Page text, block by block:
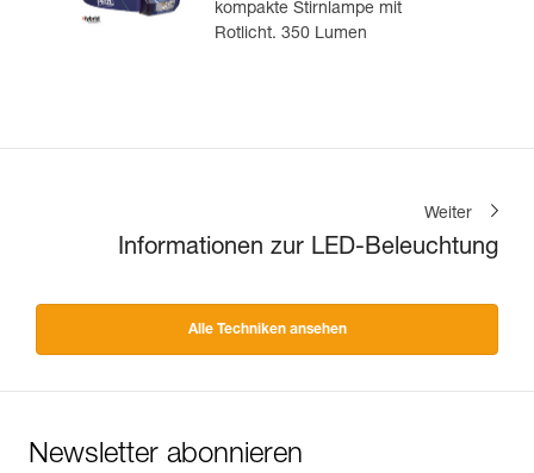
kompakte Stirnlampe mit
Rotlicht. 350 Lumen
Weiter
Informationen zur LED-Beleuchtung
Alle Techniken ansehen
Newsletter abonnieren